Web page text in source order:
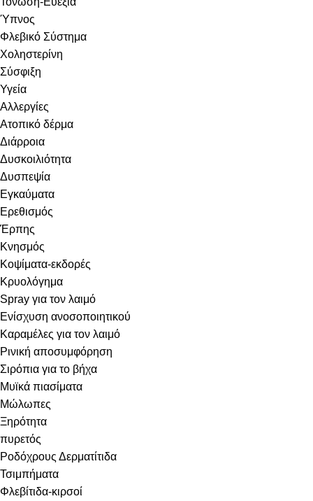
Ύπνος
Φλεβικό Σύστημα
Χοληστερίνη
Σύσφιξη
Υγεία
Αλλεργίες
Ατοπικό δέρμα
Διάρροια
Δυσκοιλιότητα
Δυσπεψία
Εγκαύματα
Ερεθισμός
Έρπης
Κνησμός
Κοψίματα-εκδορές
Κρυολόγημα
Spray για τον λαιμό
Ενίσχυση ανοσοποιητικού
Καραμέλες για τον λαιμό
Ρινική αποσυμφόρηση
Σιρόπια για το βήχα
Μυϊκά πιασίματα
Μώλωπες
Ξηρότητα
πυρετός
Ροδόχρους Δερματίτιδα
Τσιμπήματα
Φλεβίτιδα-κιρσοί